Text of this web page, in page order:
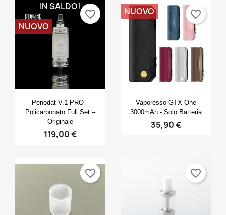
Anteprima
Penodat V.1 PRO –
Policarbonato Full Set –
Originale
119,00 €
IN SALDO!
NUOVO
favorite_border
Anteprima
Vaporesso GTX One
3000mAh - Solo Batteria
35,90 €
NUOVO favorite_border
favorite_border favorite_border